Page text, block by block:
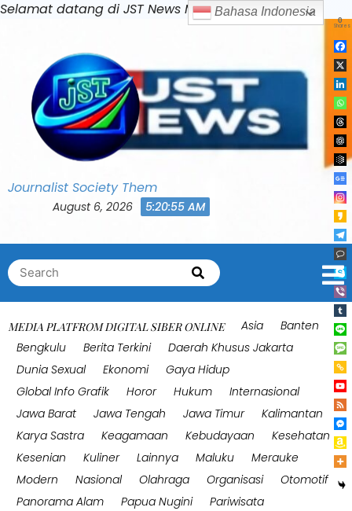
Selamat datang di JST News MediaSkip
to
Journalist Society Them
August 6, 2026 5:20:59 AM
Search
for:
Search
MEDIA PLATFROM DIGITAL SIBER ONLINE Asia
Banten
Bengkulu
Berita Terkini
Daerah Khusus Jakarta
Dunia Sexual
Ekonomi
Gaya Hidup
Global Info Grafik
Horor Hukum
Internasional
Jawa Barat
Jawa Tengah Jawa Timur
Kalimantan
Karya Sastra
Keagamaan Kebudayaan
Kesehatan
Kesenian
Kuliner Lainnya Maluku
Merauke
Modern
Nasional Olahraga Organisasi
Otomotif
Panorama Alam
Papua Nugini
Pariwisata
0
Shares
Bahasa Indonesia